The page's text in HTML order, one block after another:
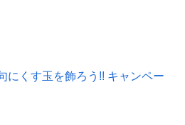
にくす玉を飾ろう!! キャンペー